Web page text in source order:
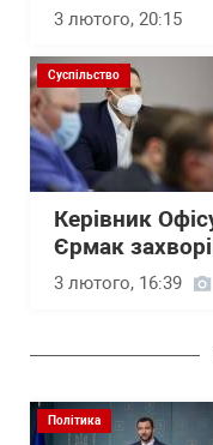
3 лютого, 20:15
Суспільство
Керівник
Єрмак
3 лютого, 16:39
Політика